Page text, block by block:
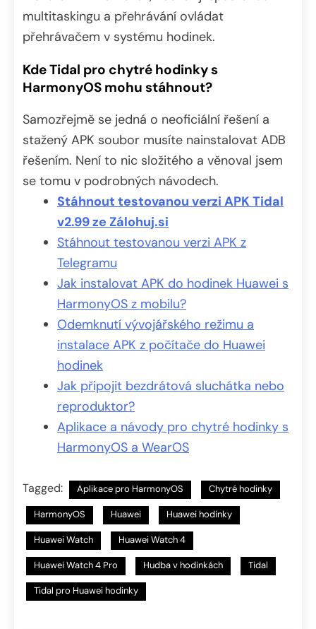
multitaskingu a přehrávání ovládat
přehrávačem v systému hodinek.
Kde Tidal pro chytré hodinky s
HarmonyOS mohu stáhnout?
Samozřejmě se jedná o neoficiální řešení a
stažený APK soubor musíte nainstalovat ADB
řešením. Není to nic složitého a věnoval jsem
se tomu v podrobných návodech.
Stáhnout testovanou verzi APK Tidal
v2.99 ze Zálohuj.si
Stáhnout testovanou verzi APK z
Telegramu
Jak instalovat APK do hodinek Huawei s
HarmonyOS z mobilu?
Odemknutí vývojářského režimu a
instalace APK z počítače do Huawei
hodinek
Jak připojit bezdrátová sluchátka nebo
reproduktor?
Aplikace a návody pro chytré hodinky s
HarmonyOS a WearOS
Tagged: Aplikace pro HarmonyOS Chytré hodinky
HarmonyOS Huawei Huawei hodinky
Huawei Watch Huawei Watch 4
Huawei Watch 4 Pro Hudba v hodinkách Tidal
Tidal pro Huawei hodinky